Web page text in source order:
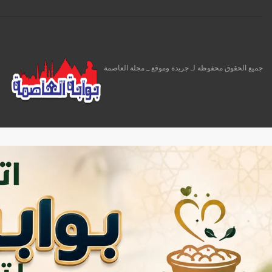
جميع الحقوق محفوظة لـ جريدة وموقع _ مجلة العاصمة